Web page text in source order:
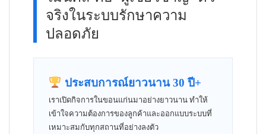
จริงในระบบรักษาความ
ปลอดภัย
ประสบการณ์ยาวนาน 30 ปี+
เราเปิดกิจการในขอนแก่นมาอย่างยาวนาน ทำให้
เข้าใจความต้องการของลูกค้าและออกแบบระบบที่
เหมาะสมกับทุกสถานที่อย่างลงตัว